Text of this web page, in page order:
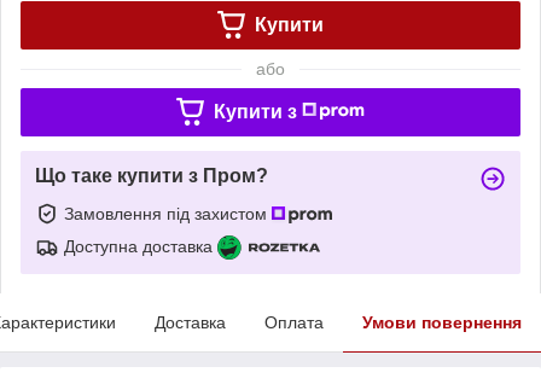
Купити
або
Купити з
Що таке купити з Пром?
Замовлення під захистом
Доступна доставка
Доставка Оплата Умови повернення